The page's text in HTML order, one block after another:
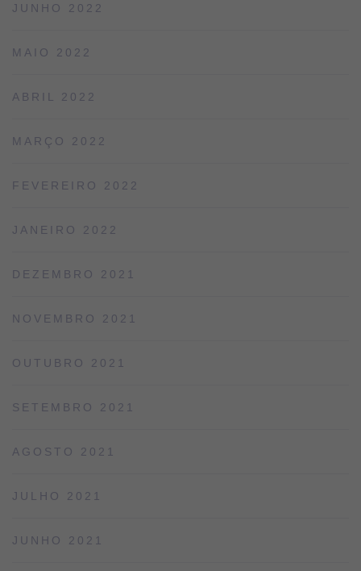
JUNHO 2022
MAIO 2022
ABRIL 2022
MARÇO 2022
FEVEREIRO 2022
JANEIRO 2022
DEZEMBRO 2021
NOVEMBRO 2021
OUTUBRO 2021
SETEMBRO 2021
AGOSTO 2021
JULHO 2021
JUNHO 2021